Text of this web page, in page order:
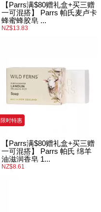
【Parrs满$80赠礼盒+买三赠
一可混搭】 Parrs 帕氏麦卢卡
蜂蜜蜂胶皂 ...
NZ$13.83
限时特惠
【Parrs满$80赠礼盒+买三赠
一可混搭】 Parrs 帕氏 绵羊
油滋润香皂 1...
NZ$8.61